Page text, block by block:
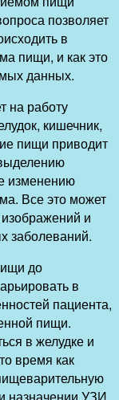
позволяет
в
пищи, и как это
данных.
на работу
кишечник,
пищи приводит
изменению
Все это может
и
заболеваний.
до
в
пациента,
пищи.
в желудке и
время как
назначении УЗИ